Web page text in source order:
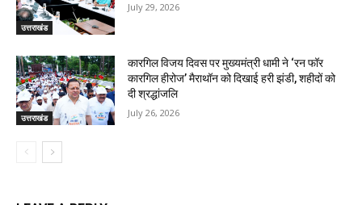
उत्तराखंड
July 29, 2026
उत्तराखंड
कारगिल विजय दिवस पर मुख्यमंत्री धामी ने ‘रन फॉर
कारगिल हीरोज’ मैराथॉन को दिखाई हरी झंडी, शहीदों को
दी श्रद्धांजलि
July 26, 2026